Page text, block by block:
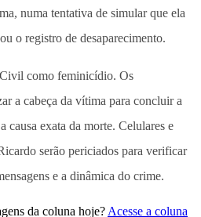
numa tentativa de simular que ela
o registro de desaparecimento.
como feminicídio. Os
a cabeça da vítima para concluir a
exata da morte. Celulares e
serão periciados para verificar
e a dinâmica do crime.
da coluna hoje? Acesse a coluna